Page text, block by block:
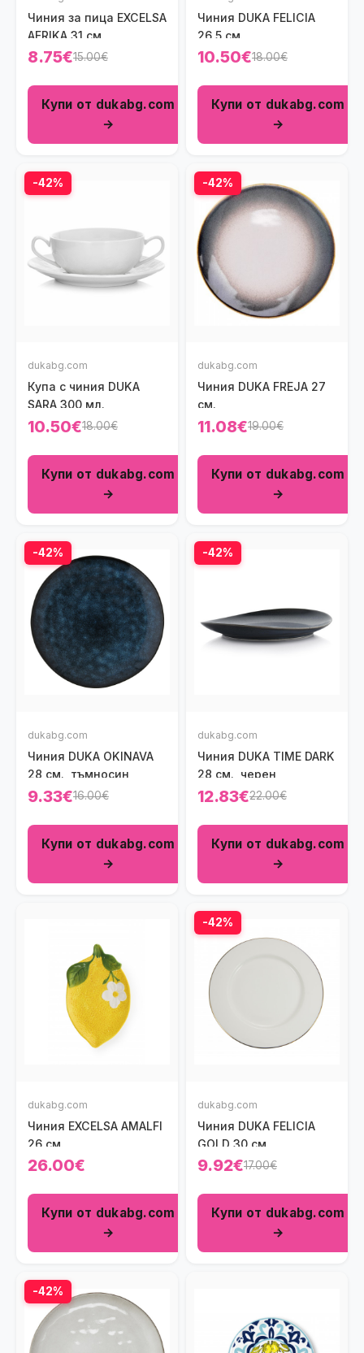
Чиния за пица EXCELSA
AFRIKA 31 см.
8.75€15.00€
Купи от dukabg.com
→
Чиния DUKA FELICIA
26,5 см.
10.50€18.00€
Купи от dukabg.com
→
-42%
dukabg.com
Купа с чиния DUKA
SARA 300 мл.
10.50€18.00€
Купи от dukabg.com
→
-42%
dukabg.com
Чиния DUKA FREJA 27
см.
11.08€19.00€
Купи от dukabg.com
→
-42%
dukabg.com
Чиния DUKA OKINAVA
28 см., тъмносин
9.33€16.00€
Купи от dukabg.com
→
-42%
dukabg.com
Чиния DUKA TIME DARK
28 см., черен
12.83€22.00€
Купи от dukabg.com
→
dukabg.com
Чиния EXCELSA AMALFI
26 см.
26.00€
Купи от dukabg.com
→
-42%
dukabg.com
Чиния DUKA FELICIA
GOLD 30 см.
9.92€17.00€
Купи от dukabg.com
→
-42%